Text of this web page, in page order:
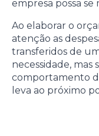
empresa possa
Ao elaborar o
atenção as
transferidos de
necessidade,
comportamento
leva ao próximo